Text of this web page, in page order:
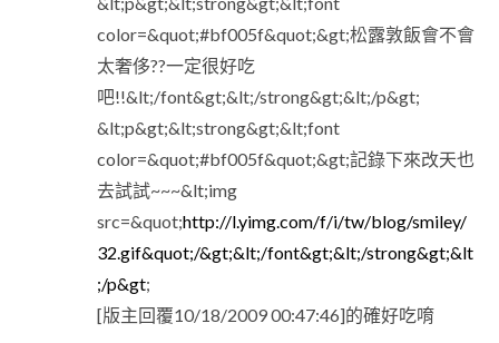
color=&quot;#bf005f&quot;&gt;松露敦飯會不會
太奢侈??一定很好吃
吧!!&lt;/font&gt;&lt;/strong&gt;&lt;/p&gt;
&lt;p&gt;&lt;strong&gt;&lt;font
color=&quot;#bf005f&quot;&gt;記錄下來改天也
去試試~~~&lt;img
src=&quot;http://l.yimg.com/f/i/tw/blog/smiley/
32.gif&quot;/&gt;&lt;/font&gt;&lt;/strong&gt;&lt
;/p&gt;
[版主回覆10/18/2009 00:47:46]的確好吃唷